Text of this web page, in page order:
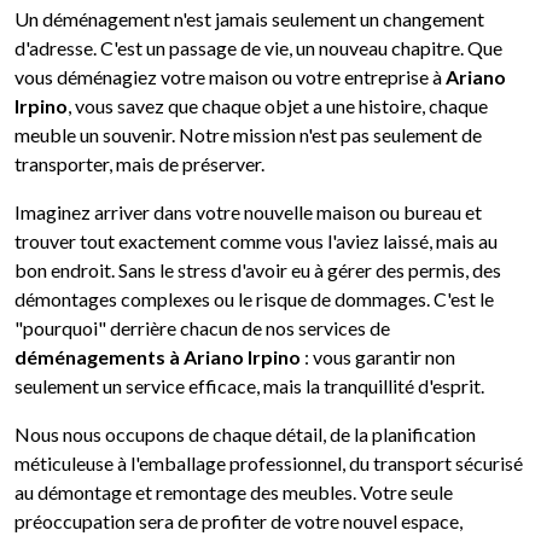
Un déménagement n'est jamais seulement un changement
d'adresse. C'est un passage de vie, un nouveau chapitre. Que
vous déménagiez votre maison ou votre entreprise àAriano
Irpino, vous savez que chaque objet a une histoire, chaque
meuble un souvenir. Notre mission n'est pas seulement de
transporter, mais de préserver.
Imaginez arriver dans votre nouvelle maison ou bureau et
trouver tout exactement comme vous l'aviez laissé, mais au
bon endroit. Sans le stress d'avoir eu à gérer des permis, des
démontages complexes ou le risque de dommages. C'est le
"pourquoi" derrière chacun de nos services de
déménagements à Ariano Irpino : vous garantir non
seulement un service efficace, mais la tranquillité d'esprit.
Nous nous occupons de chaque détail, de la planification
méticuleuse à l'emballage professionnel, du transport sécurisé
au démontage et remontage des meubles. Votre seule
préoccupation sera de profiter de votre nouvel espace,